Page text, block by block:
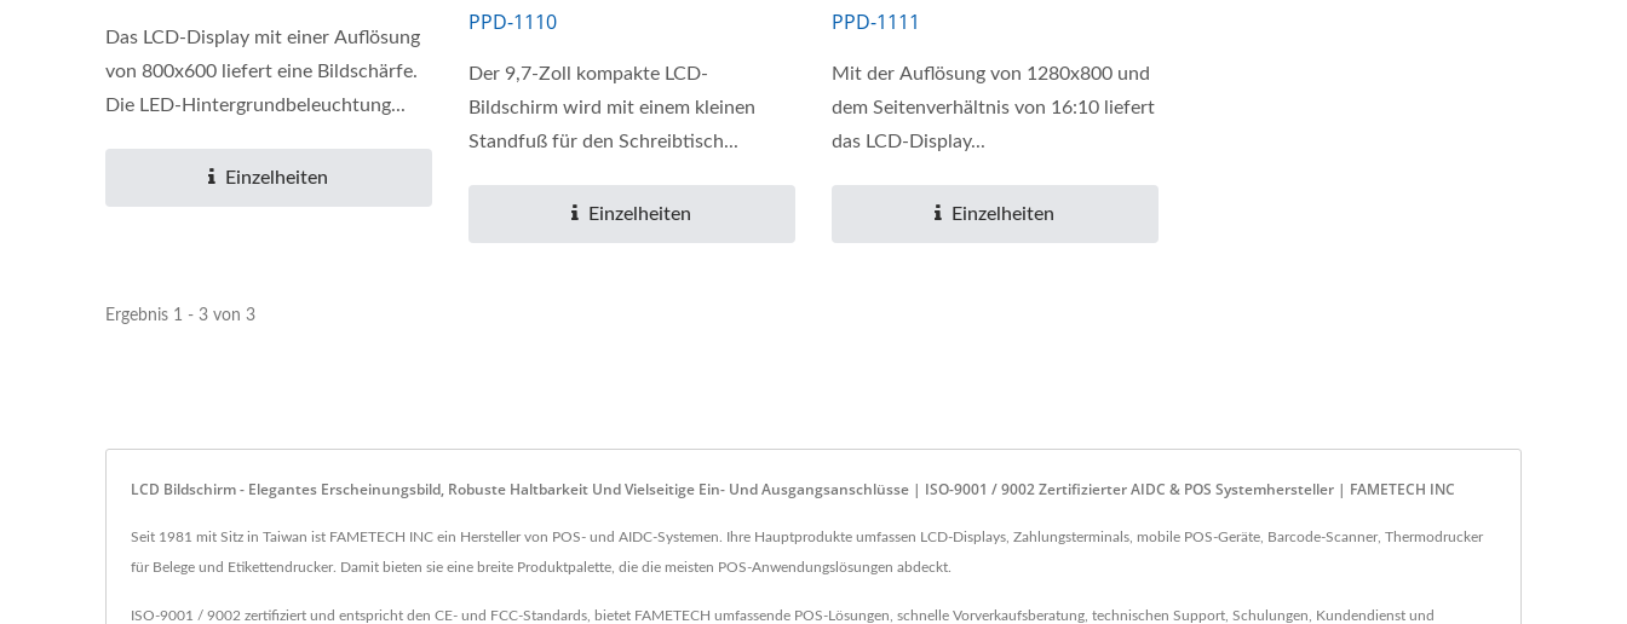
Das LCD-Display mit einer Auflösung
von 800x600 liefert eine Bildschärfe.
Die LED-Hintergrundbeleuchtung...
Einzelheiten
PPD-1110
Der 9,7-Zoll kompakte LCD-
Bildschirm wird mit einem kleinen
Standfuß für den Schreibtisch...
Einzelheiten
PPD-1111
Mit der Auflösung von 1280x800 und
dem Seitenverhältnis von 16:10 liefert
das LCD-Display...
Einzelheiten
Ergebnis 1 - 3 von 3
LCD Bildschirm - Elegantes Erscheinungsbild, Robuste Haltbarkeit Und Vielseitige Ein- Und Ausgangsanschlüsse | ISO-9001 / 9002 Zertifizierter AIDC & POS Systemhersteller | FAMETECH INC
Seit 1981 mit Sitz in Taiwan ist FAMETECH INC ein Hersteller von POS- und AIDC-Systemen. Ihre Hauptprodukte umfassen LCD-Displays, Zahlungsterminals, mobile POS-Geräte, Barcode-Scanner, Thermodrucker
für Belege und Etikettendrucker. Damit bieten sie eine breite Produktpalette, die die meisten POS-Anwendungslösungen abdeckt.
ISO-9001 / 9002 zertifiziert und entspricht den CE- und FCC-Standards, bietet FAMETECH umfassende POS-Lösungen, schnelle Vorverkaufsberatung, technischen Support, Schulungen, Kundendienst und